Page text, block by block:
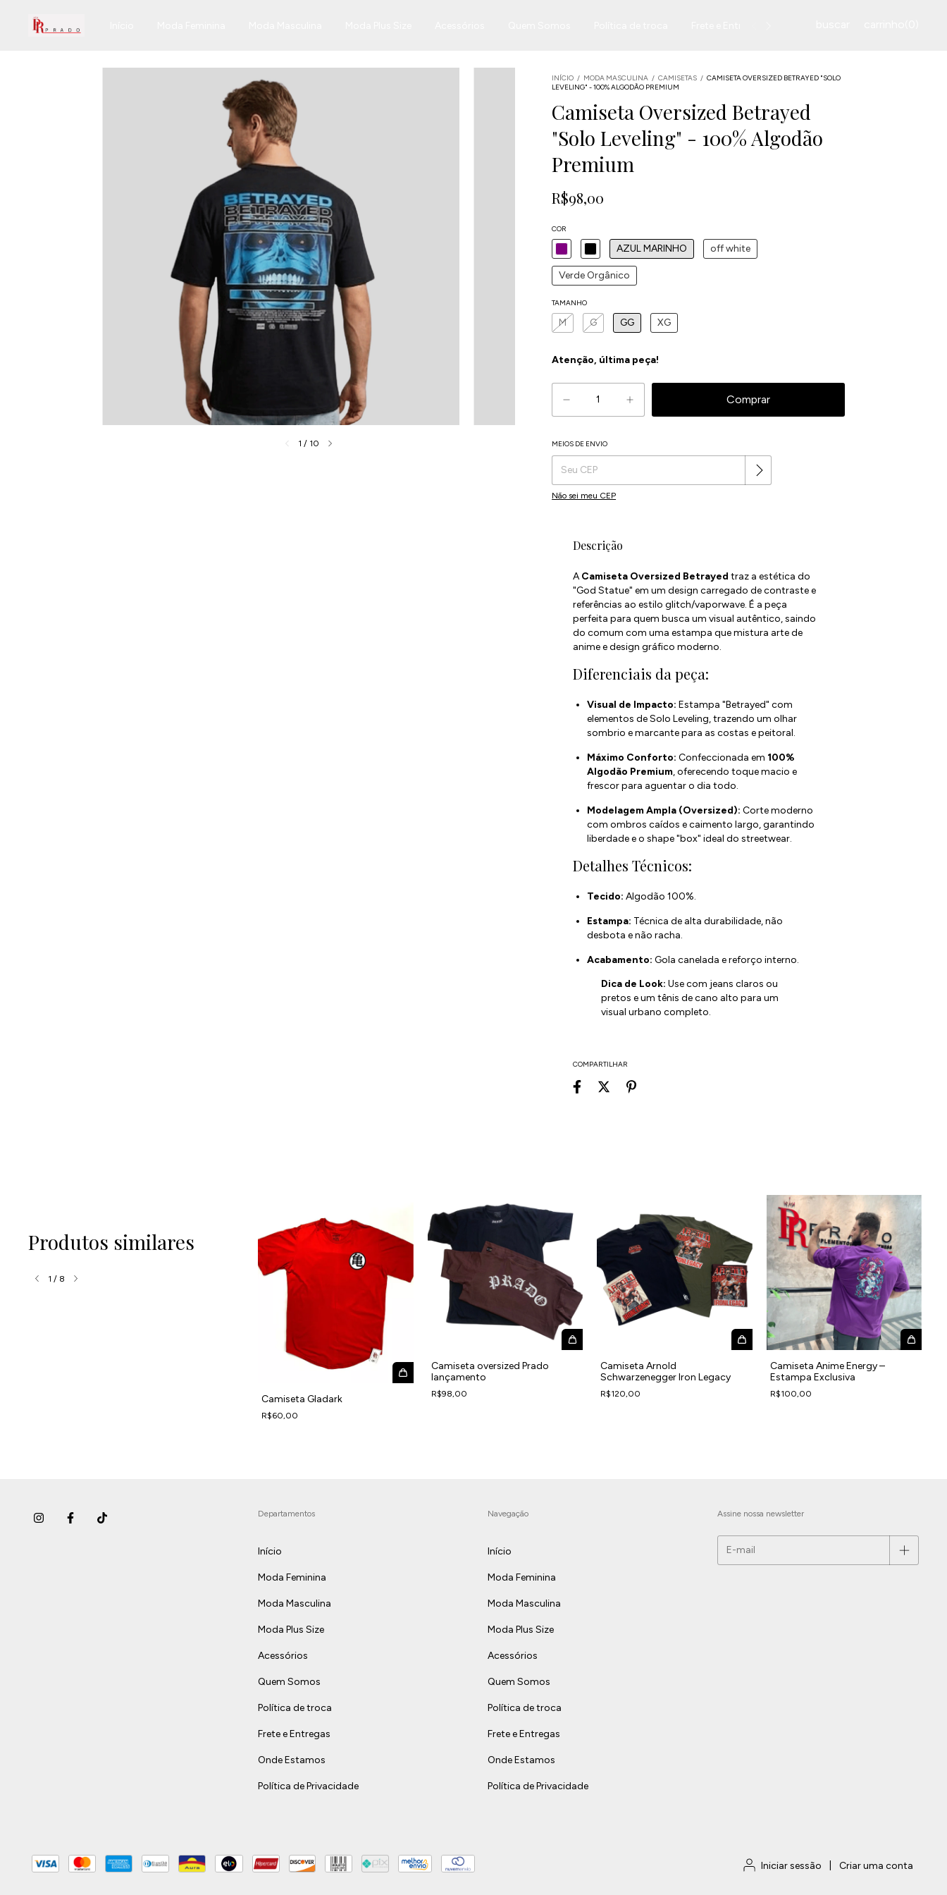
1 / 10
INÍCIO / MODA MASCULINA / CAMISETAS / CAMISETA OVERSIZED BETRAYED "SOLO
LEVELING" - 100% ALGODÃO PREMIUM
Camiseta Oversized Betrayed
"Solo Leveling" - 100% Algodão
Premium
R$98,00
COR
AZUL MARINHO off white
Verde Orgânico
TAMANHO
M G GG XG
Atenção, última peça!
Entregas para o CEP:
MEIOS DE ENVIO
Não sei meu CEP
Descrição
ACamiseta Oversized Betrayed traz a estética do
"God Statue" em um design carregado de contraste e
referências ao estilo glitch/vaporwave. É a peça
perfeita para quem busca um visual autêntico, saindo
do comum com uma estampa que mistura arte de
anime e design gráfico moderno.
Diferenciais da peça:
Visual de Impacto: Estampa "Betrayed" com
elementos de Solo Leveling, trazendo um olhar
sombrio e marcante para as costas e peitoral.
Máximo Conforto: Confeccionada em 100%
Algodão Premium, oferecendo toque macio e
frescor para aguentar o dia todo.
Modelagem Ampla (Oversized): Corte moderno
com ombros caídos e caimento largo, garantindo
liberdade e o shape "box" ideal do streetwear.
Detalhes Técnicos:
Tecido: Algodão 100%.
Estampa: Técnica de alta durabilidade, não
desbota e não racha.
Acabamento: Gola canelada e reforço interno.
Dica de Look: Use com jeans claros ou
pretos e um tênis de cano alto para um
visual urbano completo.
COMPARTILHAR
Produtos similares
1 / 8
Camiseta Gladark
R$60,00
Camiseta oversized Prado
lançamento
R$98,00
Camiseta Arnold
Schwarzenegger Iron Legacy
R$120,00
Camiseta Anime Energy –
Estampa Exclusiva
R$100,00
Departamentos
Início
Moda Feminina
Moda Masculina
Moda Plus Size
Acessórios
Quem Somos
Política de troca
Frete e Entregas
Onde Estamos
Política de Privacidade
Navegação
Início
Moda Feminina
Moda Masculina
Moda Plus Size
Acessórios
Quem Somos
Política de troca
Frete e Entregas
Onde Estamos
Política de Privacidade
Assine nossa newsletter
Iniciar sessão Criar uma conta